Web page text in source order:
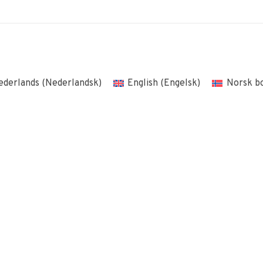
(Nederlandsk) English (Engelsk) Norsk